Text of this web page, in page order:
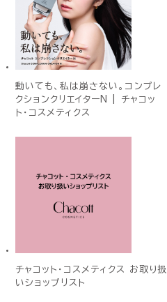
動いても、私は崩さない。コンプレ
クションクリエイターN | チャコッ
ト・コスメティクス
チャコット・コスメティクス お取り扱
いショップリスト